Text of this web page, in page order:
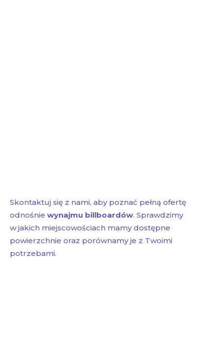
Skontaktuj się z nami, aby poznać pełną ofertę
odnośnie wynajmu billboardów. Sprawdzimy
w jakich miejscowościach mamy dostępne
powierzchnie oraz porównamy je z Twoimi
potrzebami.